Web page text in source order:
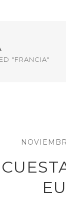
"FRANCIA"